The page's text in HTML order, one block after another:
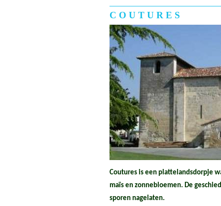
COUTURES
Coutures is een plattelandsdorpje
maïs en zonnebloemen. De
sporen nagelaten.